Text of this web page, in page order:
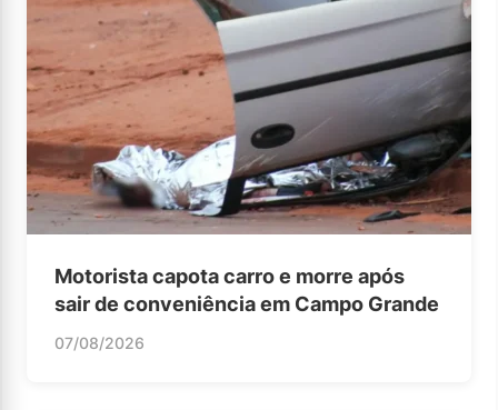
Motorista capota carro e morre após
sair de conveniência em Campo Grande
07/08/2026